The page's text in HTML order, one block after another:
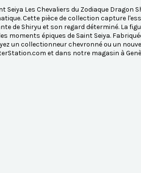
Seiya Les Chevaliers du Zodiaque
Cette pièce de collection capture
de Shiryu et son regard déterminé. La
moments épiques de Saint Seiya.
un collectionneur chevronné ou un
et dans notre magasin à